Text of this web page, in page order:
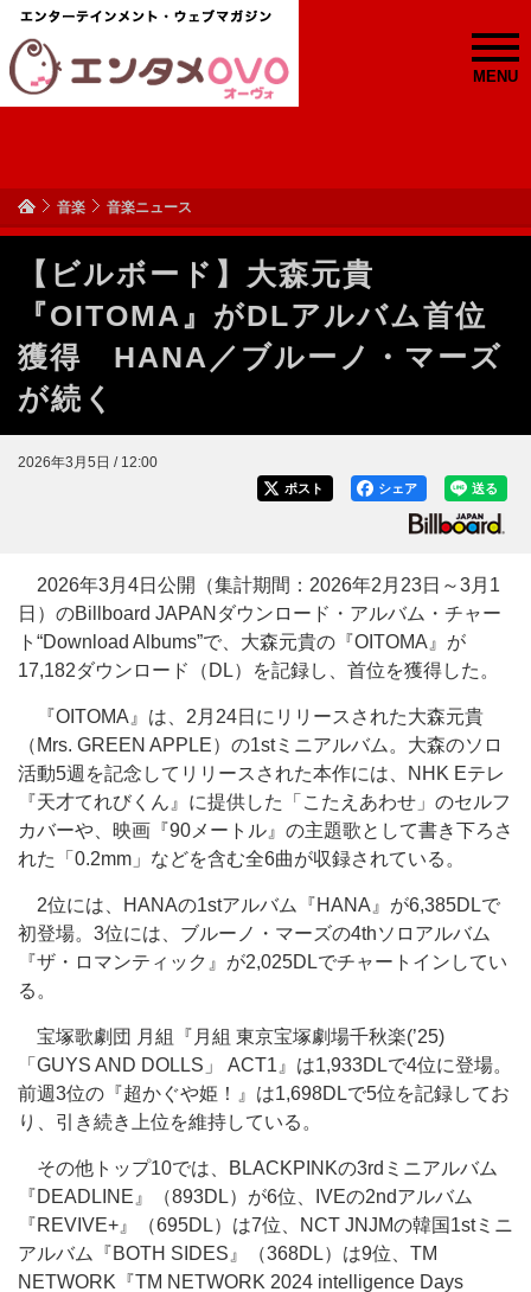
MENU
音楽 音楽ニュース
【ビルボード】大森元貴
『OITOMA』がDLアルバム首位
獲得 HANA／ブルーノ・マーズ
が続く
2026年3月5日 / 12:00
送る
シェア
ポスト
2026年3月4日公開（集計期間：2026年2月23日～3月1
日）のBillboard JAPANダウンロード・アルバム・チャー
ト“Download Albums”で、大森元貴の『OITOMA』が
17,182ダウンロード（DL）を記録し、首位を獲得した。
『OITOMA』は、2月24日にリリースされた大森元貴
（Mrs. GREEN APPLE）の1stミニアルバム。大森のソロ
活動5週を記念してリリースされた本作には、NHK Eテレ
『天才てれびくん』に提供した「こたえあわせ」のセルフ
カバーや、映画『90メートル』の主題歌として書き下ろさ
れた「0.2mm」などを含む全6曲が収録されている。
2位には、HANAの1stアルバム『HANA』が6,385DLで
初登場。3位には、ブルーノ・マーズの4thソロアルバム
『ザ・ロマンティック』が2,025DLでチャートインしてい
る。
宝塚歌劇団 月組『月組 東京宝塚劇場千秋楽(’25)
「GUYS AND DOLLS」 ACT1』は1,933DLで4位に登場。
前週3位の『超かぐや姫！』は1,698DLで5位を記録してお
り、引き続き上位を維持している。
その他トップ10では、BLACKPINKの3rdミニアルバム
『DEADLINE』（893DL）が6位、IVEの2ndアルバム
『REVIVE+』（695DL）は7位、NCT JNJMの韓国1stミニ
アルバム『BOTH SIDES』（368DL）は9位、TM
NETWORK『TM NETWORK 2024 intelligence Days